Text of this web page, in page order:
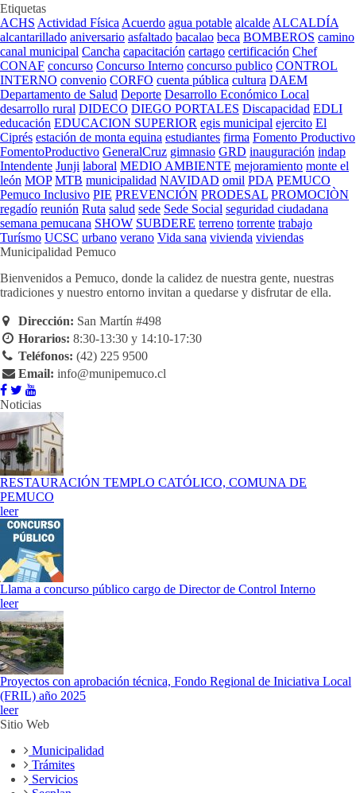
Etiquetas
ACHS Actividad Física Acuerdo agua potable alcalde ALCALDÍA
alcantarillado aniversario asfaltado bacalao beca BOMBEROS camino
canal municipal Cancha capacitación cartago certificación Chef
CONAF concurso Concurso Interno concurso publico CONTROL
INTERNO convenio CORFO cuenta pública cultura DAEM
Departamento de Salud Deporte Desarrollo Económico Local
desarrollo rural DIDECO DIEGO PORTALES Discapacidad EDLI
educación EDUCACION SUPERIOR egis municipal ejercito El
Ciprés estación de monta equina estudiantes firma Fomento Productivo
FomentoProductivo GeneralCruz gimnasio GRD inauguración indap
Intendente Junji laboral MEDIO AMBIENTE mejoramiento monte el
león MOP MTB municipalidad NAVIDAD omil PDA PEMUCO
Pemuco Inclusivo PIE PREVENCIÓN PRODESAL PROMOCIÒN
regadío reunión Ruta salud sede Sede Social seguridad ciudadana
semana pemucana SHOW SUBDERE terreno torrente trabajo
Turísmo UCSC urbano verano Vida sana vivienda viviendas
Municipalidad Pemuco
Bienvenidos a Pemuco, donde la calidez de nuestra gente, nuestras
tradiciones y nuestro entorno invitan a quedarse y disfrutar de ella.
Dirección: San Martín #498
Horarios: 8:30-13:30 y 14:10-17:30
Teléfonos: (42) 225 9500
Email: info@munipemuco.cl
Noticias
RESTAURACIÓN TEMPLO CATÓLICO, COMUNA DE
PEMUCO
leer
Llama a concurso público cargo de Director de Control Interno
leer
Proyectos con aprobación técnica, Fondo Regional de Iniciativa Local
(FRIL) año 2025
leer
Sitio Web
Municipalidad
Trámites
Servicios